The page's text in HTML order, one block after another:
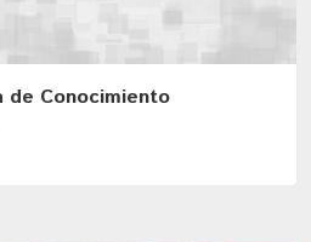
de Conocimiento